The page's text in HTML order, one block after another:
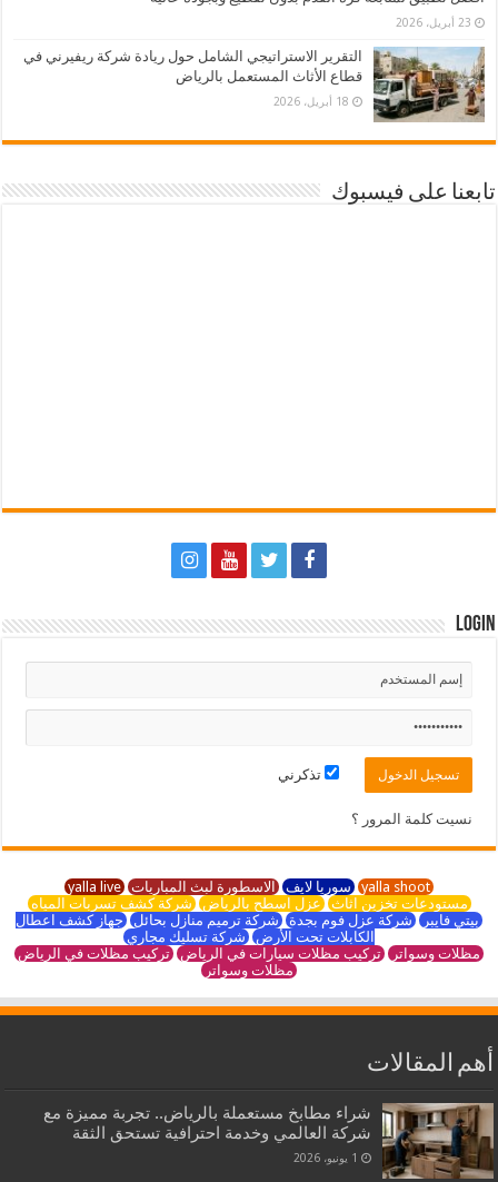
23 أبريل، 2026
التقرير الاستراتيجي الشامل حول ريادة شركة ريفيرني في
قطاع الأثاث المستعمل بالرياض
18 أبريل، 2026
تابعنا على فيسبوك
Login
تذكرني
نسيت كلمة المرور ؟
yalla shoot سوريا لايف الاسطورة لبث المباريات yalla live
مستودعات تخزين اثاث عزل اسطح بالرياض شركة كشف تسربات المياه
بيتي فايبر شركة عزل فوم بجدة شركة ترميم منازل بحائل جهاز كشف اعطال
الكابلات تحت الأرض شركة تسليك مجاري
مظلات وسواتر تركيب مظلات سيارات في الرياض تركيب مظلات في الرياض
مظلات وسواتر
أهم المقالات
شراء مطابخ مستعملة بالرياض.. تجربة مميزة مع
شركة العالمي وخدمة احترافية تستحق الثقة
1 يونيو، 2026